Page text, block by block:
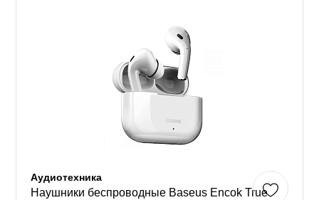
Аудиотехника
Наушники беспроводные Baseus Encok True